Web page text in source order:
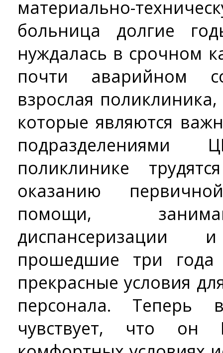
материально-
больница долгие
нуждалась в срочном
почти аварийном
взрослая
которые являются
поликлинике
оказанию
помощи,
прошедшие три года
прекрасные условия
персонала. Теперь
чувствует, что